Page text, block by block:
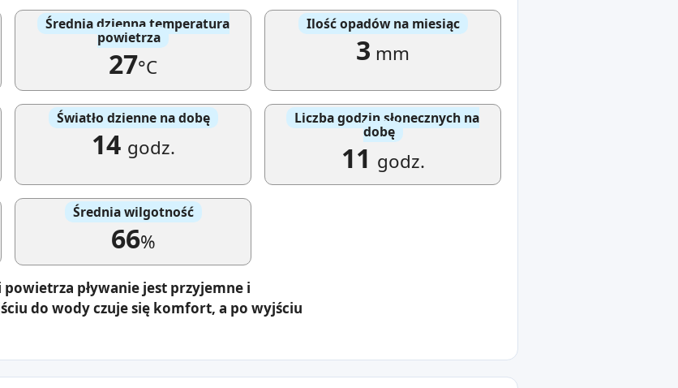
Średnia dzienna temperatura
powietrza
27°C
Ilość opadów na miesiąc
3 mm
Światło dzienne na dobę
14 godz.
Liczba godzin słonecznych na
dobę
11 godz.
Średnia wilgotność
66%
pływanie jest przyjemne i
do wody czuje się komfort, a po wyjściu